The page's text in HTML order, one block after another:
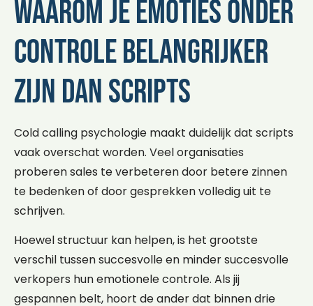
Waarom je emoties onder
controle belangrijker
zijn dan scripts
Cold calling psychologie maakt duidelijk dat scripts
vaak overschat worden. Veel organisaties
proberen sales te verbeteren door betere zinnen
te bedenken of door gesprekken volledig uit te
schrijven.
Hoewel structuur kan helpen, is het grootste
verschil tussen succesvolle en minder succesvolle
verkopers hun emotionele controle. Als jij
gespannen belt, hoort de ander dat binnen drie